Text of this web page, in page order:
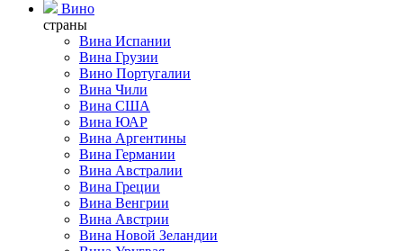
Вино
страны
Вина Испании
Вина Грузии
Вино Португалии
Вина Чили
Вина США
Вина ЮАР
Вина Аргентины
Вина Германии
Вина Австралии
Вина Греции
Вина Венгрии
Вина Австрии
Вина Новой Зеландии